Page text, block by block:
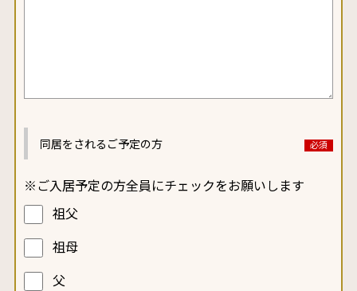
同居をされるご予定の方
※ご入居予定の方全員にチェックをお願いします
祖父
祖母
父